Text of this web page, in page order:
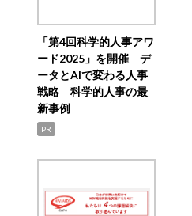
「第4回科学的人事アワ
ード2025」を開催 デ
ータとAIで変わる人事
戦略 科学的人事の最
新事例
PR